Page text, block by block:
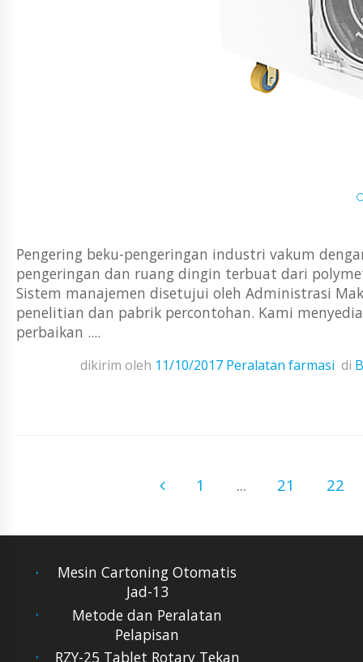
Pengering beku-pengeringan industri vakum
pengeringan dan ruang dingin terbuat dari
Sistem manajemen disetujui oleh Administrasi
penelitian dan pabrik percontohan. Kami
perbaikan ....
dikirim oleh 11/10/2017 Peralatan farmasi di
1 ... 21 22
Mesin Cartoning Otomatis
Jad-13
Metode dan Peralatan
Pelapisan
RZY-25 Tablet Rotary Tekan